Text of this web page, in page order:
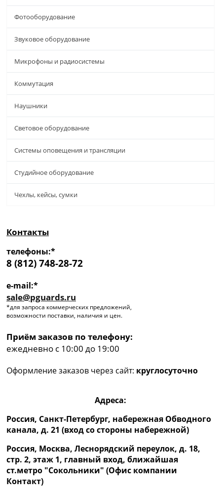
Фотооборудование
Звуковое оборудование
Микрофоны и радиосистемы
Коммутация
Наушники
Световое оборудование
Системы оповещения и трансляции
Студийное оборудование
Чехлы, кейсы, сумки
Контакты
телефоны:*
8 (812) 748-28-72
e-mail:*
sale@pguards.ru
*для запроса коммерческих предложений,
возможности поставки, наличия и цен.
Приём заказов по телефону:
ежедневно с 10:00 до 19:00
Оформление заказов через сайт: круглосуточно
Адреса:
Россия, Санкт-Петербург, набережная Обводного
канала, д. 21 (вход со стороны набережной)
Россия, Москва, Леснорядский переулок, д. 18,
стр. 2, этаж 1, главный вход, ближайшая
ст.метро "Сокольники" (Офис компании
Контакт)